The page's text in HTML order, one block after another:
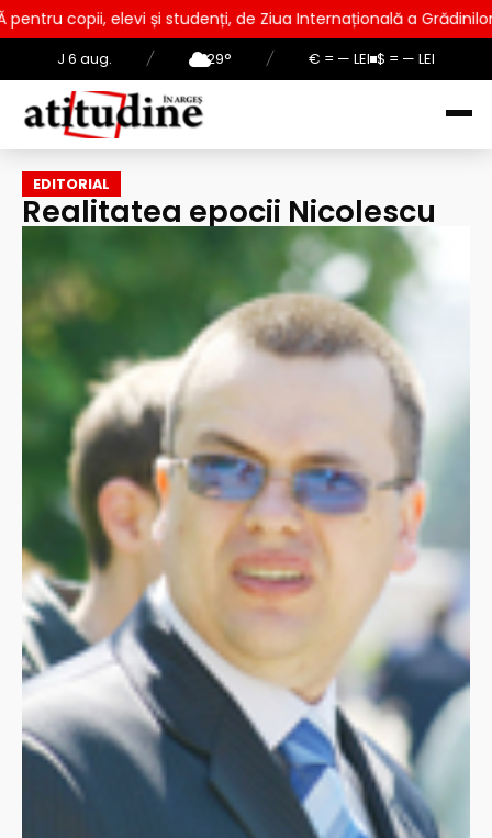
J 6 aug. / 29° / € = — LEI $ = — LEI
și studenți, de Ziua Internațională a Grădinilor Zoologice
EDITORIAL
Realitatea epocii Nicolescu